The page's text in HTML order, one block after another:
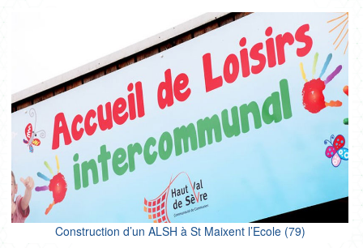
CULTURE SPORT
ENFANCE
LOGEMENTS
ENR
NEUF
PROJETS CERTIFIÉS
RÉNOVATION
SANTÉ
TERTIAIRE
Construction d’un ALSH à St Maixent l’Ecole (79)